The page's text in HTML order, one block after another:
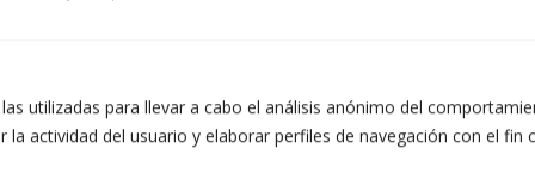
utilizadas para llevar a cabo el análisis anónimo del
la actividad del usuario y elaborar perfiles de navegación con el